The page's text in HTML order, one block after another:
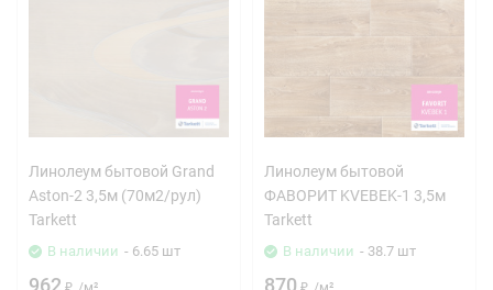
Линолеум бытовой Grand
Aston-2 3,5м (70м2/рул)
Tarkett
В наличии - 6.65 шт
962
Линолеум бытовой
ФАВОРИТ KVEBEK-1 3,5м
Tarkett
В наличии - 38.7 шт
870